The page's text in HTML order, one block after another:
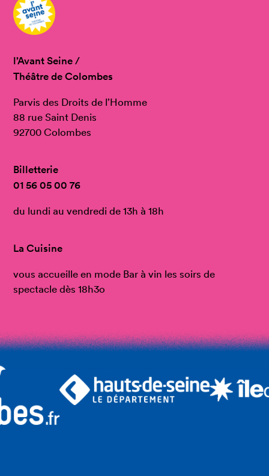
l’Avant Seine /
Théâtre de Colombes
Parvis des Droits de l’Homme
88 rue Saint Denis
92700 Colombes
Billetterie
01 56 05 00 76
du lundi au vendredi de 13h à 18h
La Cuisine
vous accueille en mode Bar à vin les soirs de
spectacle dès 18h3o